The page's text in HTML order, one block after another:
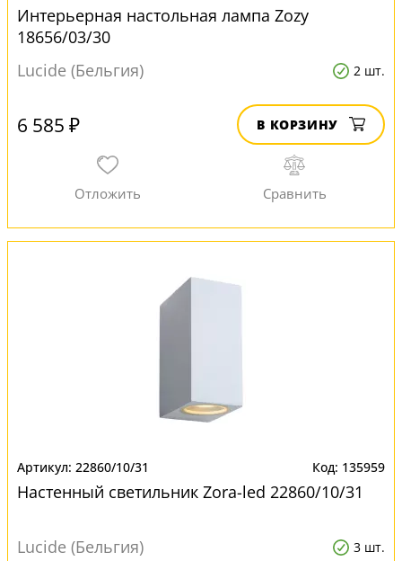
Интерьерная настольная лампа Zozy
18656/03/30
Lucide (Бельгия)
2 шт.
6 585 ₽ В КОРЗИНУ
22860/10/31 135959
Настенный светильник Zora-led 22860/10/31
Lucide (Бельгия) 3 шт.